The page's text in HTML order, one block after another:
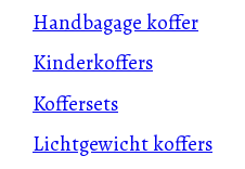
Handbagage koffer
Kinderkoffers
Koffersets
Lichtgewicht koffers